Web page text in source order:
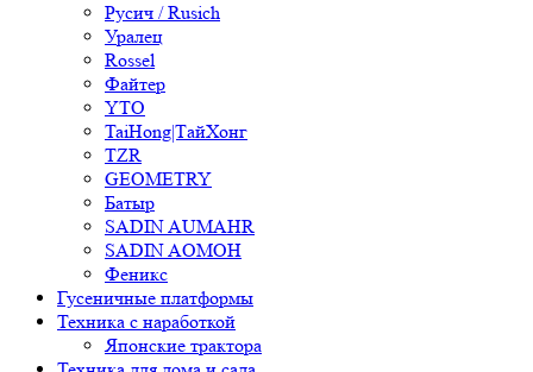
Русич / Rusich
Уралец
Rossel
Файтер
YTO
TaiHong|ТайХонг
TZR
GEOMETRY
Батыр
SADIN AUMAHR
SADIN AOMOH
Феникс
Гусеничные платформы
Техника с наработкой
Японские трактора